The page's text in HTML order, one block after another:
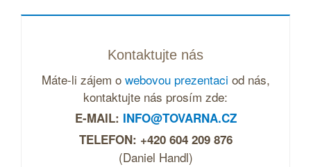
Kontaktujte nás
Máte-li zájem o webovou prezentaci od nás,
kontaktujte nás prosím zde:
E-MAIL: INFO@TOVARNA.CZ
TELEFON: +420 604 209 876
(Daniel Handl)